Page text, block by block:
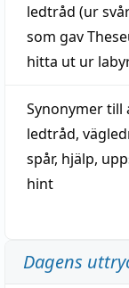
ledtråd (ur
som gav
hitta ut ur
Synonymer till
ledtråd,
spår, hjälp,
hint
Dagens